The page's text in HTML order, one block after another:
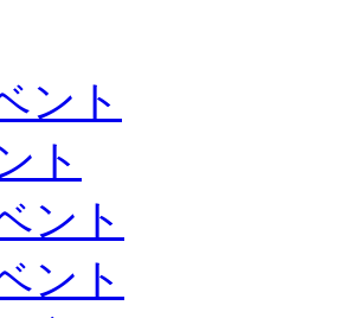
ント
ト
ント
ント